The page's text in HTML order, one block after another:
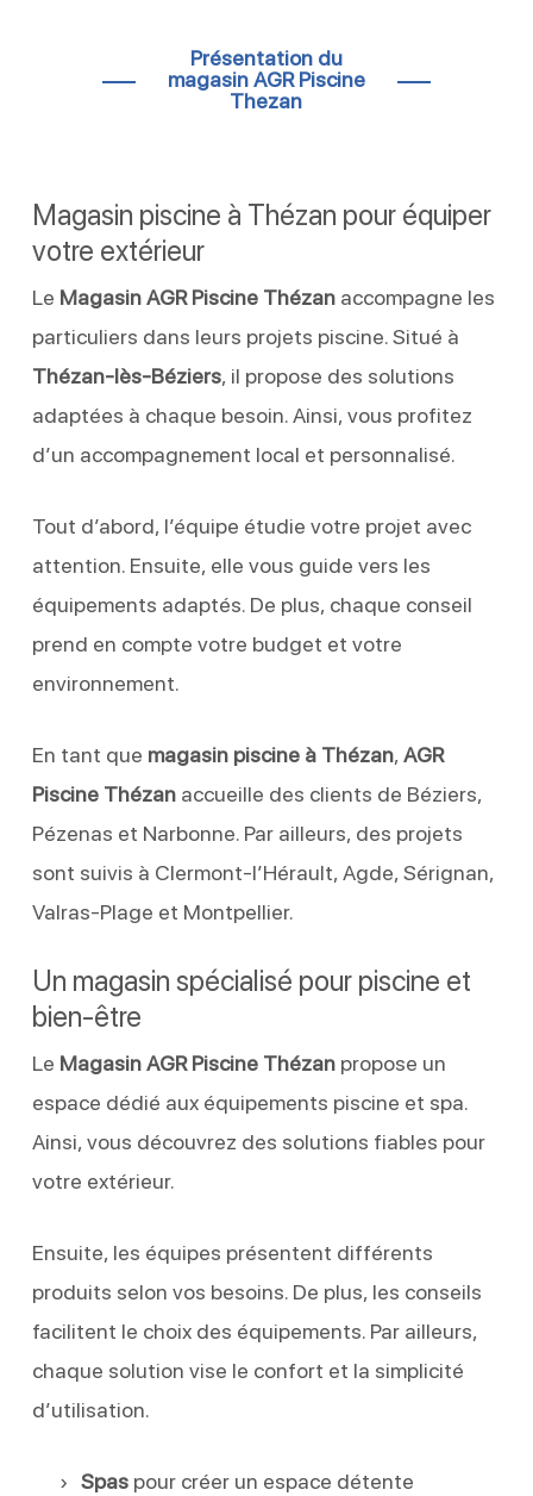
Présentation du
magasin AGR Piscine
Thezan
Magasin piscine à Thézan pour équiper
votre extérieur
Le Magasin AGR Piscine Thézanaccompagne les
particuliers dans leurs projets piscine. Situé à
Thézan-lès-Béziers, il propose des solutions
adaptées à chaque besoin. Ainsi, vous profitez
d’un accompagnement local et personnalisé.
Tout d’abord, l’équipe étudie votre projet avec
attention. Ensuite, elle vous guide vers les
équipements adaptés. De plus, chaque conseil
prend en compte votre budget et votre
environnement.
En tant que magasin piscine à Thézan, AGR
Piscine Thézanaccueille des clients de Béziers,
Pézenas et Narbonne. Par ailleurs, des projets
sont suivis à Clermont-l’Hérault, Agde, Sérignan,
Valras-Plage et Montpellier.
Un magasin spécialisé pour piscine et
bien-être
Le Magasin AGR Piscine Thézanpropose un
espace dédié aux équipements piscine et spa.
Ainsi, vous découvrez des solutions fiables pour
votre extérieur.
Ensuite, les équipes présentent différents
produits selon vos besoins. De plus, les conseils
facilitent le choix des équipements. Par ailleurs,
chaque solution vise le confort et la simplicité
d’utilisation.
Spaspour créer un espace détente